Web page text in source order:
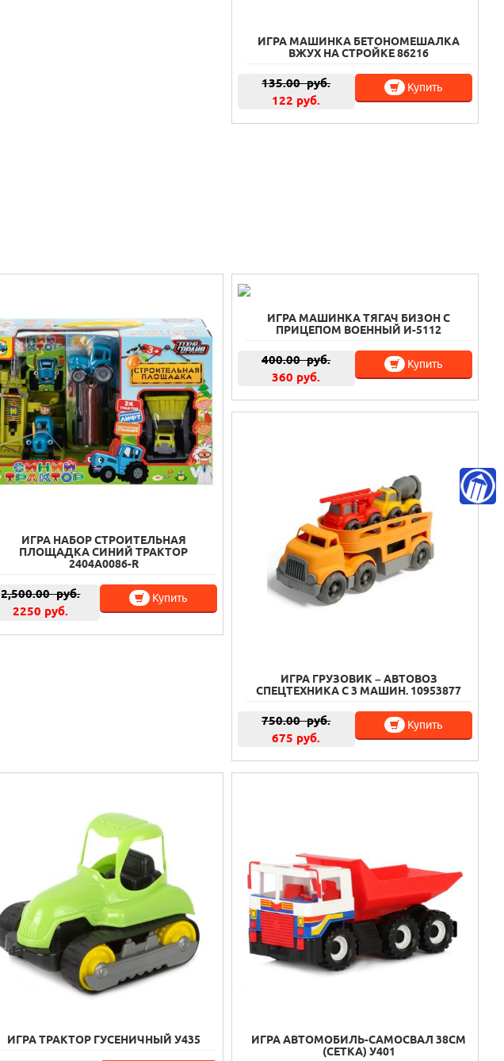
ИГРА МАШИНКА БЕТОНОМЕШАЛКА
ВЖУХ НА СТРОЙКЕ 86216
135.00руб.
122 руб.
Купить
ИГРА НАБОР СТРОИТЕЛЬНАЯ
ПЛОЩАДКА СИНИЙ ТРАКТОР
2404A0086-R
2,500.00руб.
2250 руб.
Купить
ИГРА МАШИНКА ТЯГАЧ БИЗОН С
ПРИЦЕПОМ ВОЕННЫЙ И-5112
400.00руб.
360 руб.
Купить
ИГРА ГРУЗОВИК – АВТОВОЗ
СПЕЦТЕХНИКА С 3 МАШИН. 10953877
750.00руб.
675 руб.
Купить
ИГРА ТРАКТОР ГУСЕНИЧНЫЙ У435
ИГРА АВТОМОБИЛЬ-САМОСВАЛ 38СМ
(СЕТКА) У401